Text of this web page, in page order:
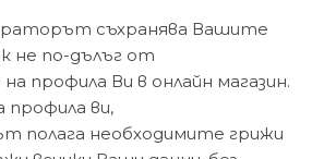
съхранява Вашите
не по-дълъг от
профила Ви в онлайн магазин.
профила ви,
полага необходимите грижи